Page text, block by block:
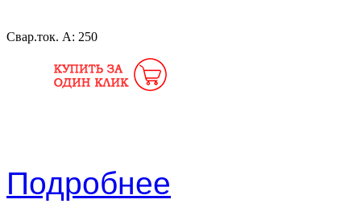
Свар.ток. А: 250
Подробнее